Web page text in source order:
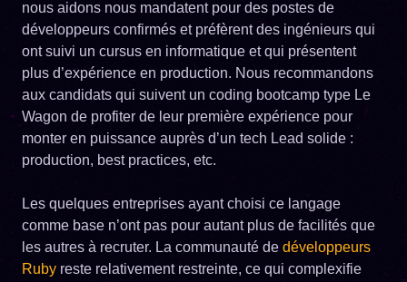
nous aidons nous mandatent pour des postes de
développeurs confirmés et préfèrent des ingénieurs qui
ont suivi un cursus en informatique et qui présentent
plus d’expérience en production. Nous recommandons
aux candidats qui suivent un coding bootcamp type Le
Wagon de profiter de leur première expérience pour
monter en puissance auprès d’un tech Lead solide :
production, best practices, etc.
Les quelques entreprises ayant choisi ce langage
comme base n’ont pas pour autant plus de facilités que
les autres à recruter. La communauté de développeurs
Ruby reste relativement restreinte, ce qui complexifie